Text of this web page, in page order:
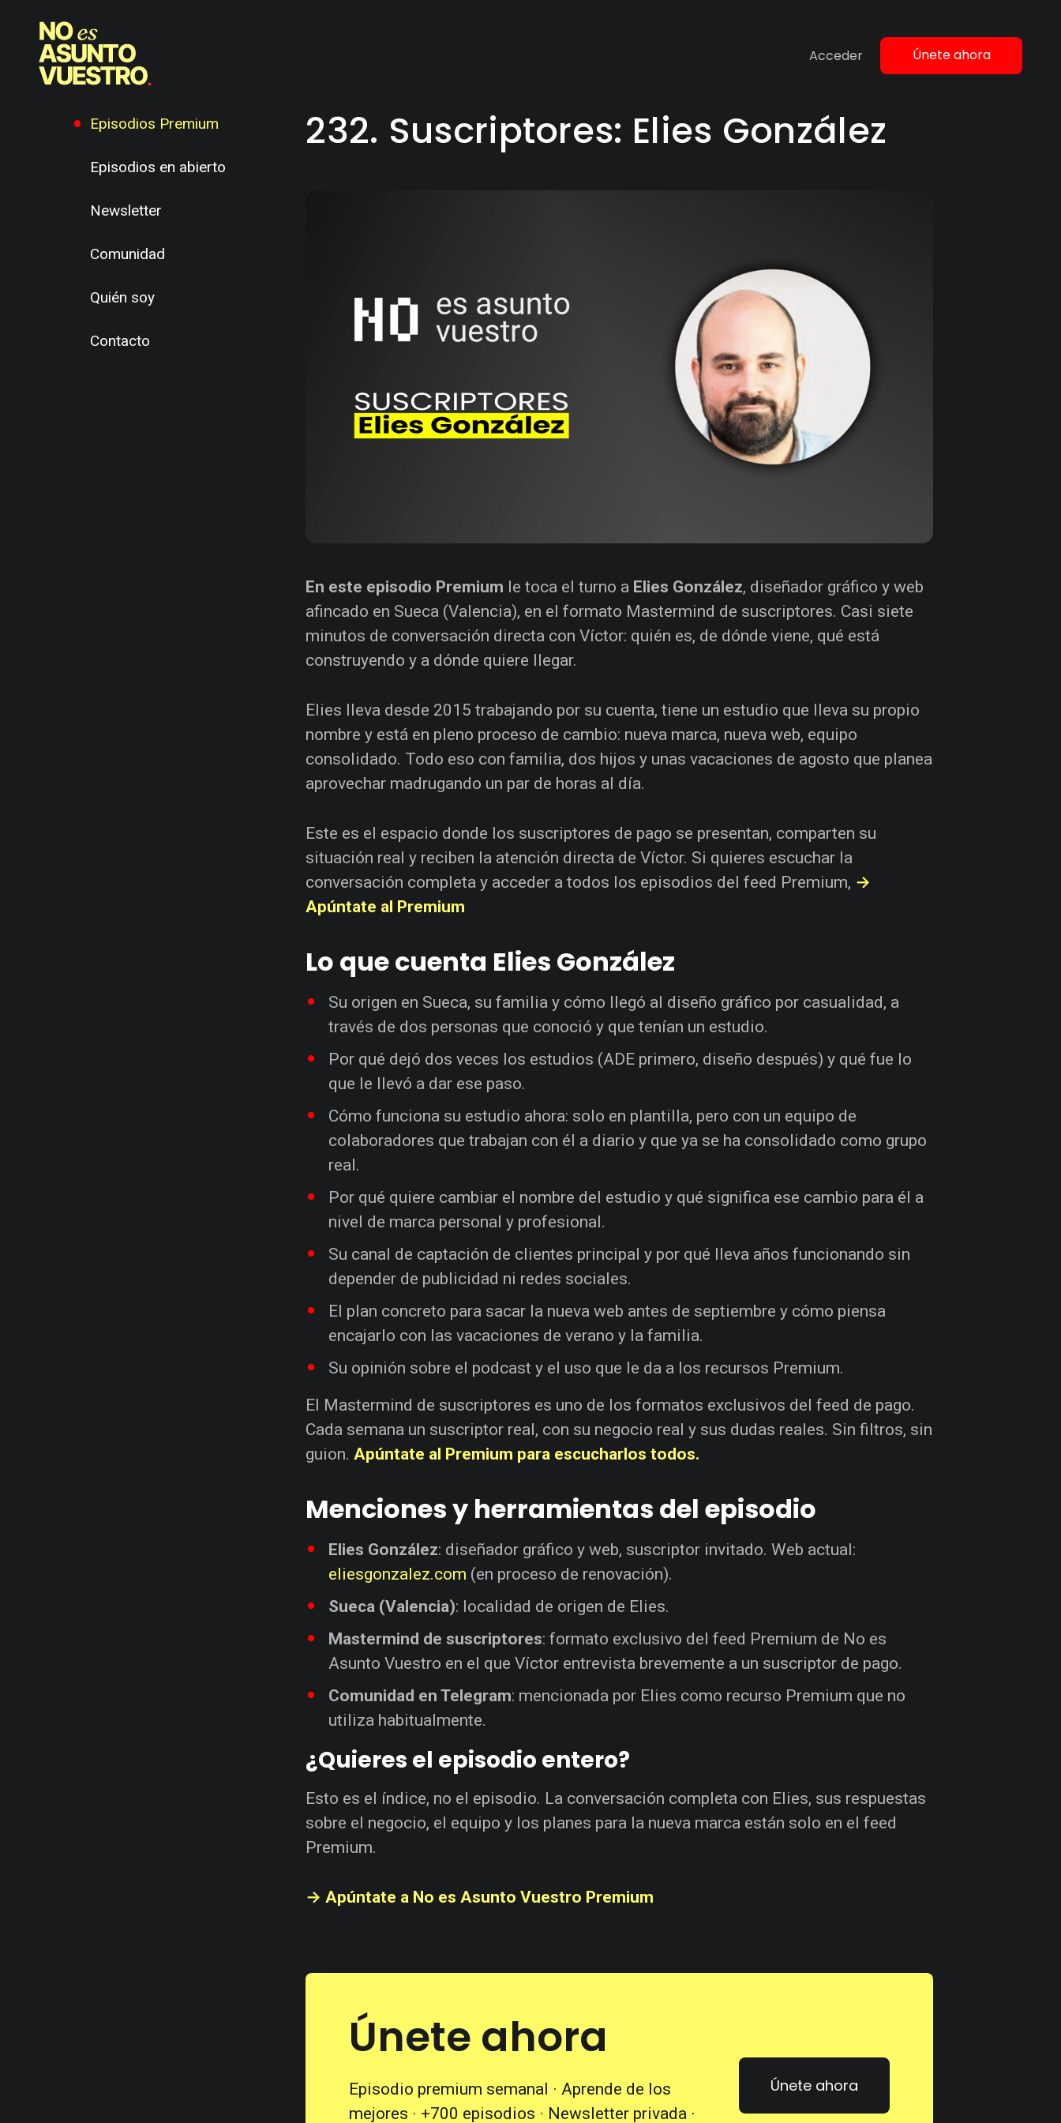
Acceder Únete ahora
Episodios Premium
Episodios en abierto
Newsletter
Comunidad
Quién soy
Contacto
232. Suscriptores: Elies González
En este episodio Premium le toca el turno a Elies González, diseñador gráfico y web
afincado en Sueca (Valencia), en el formato Mastermind de suscriptores. Casi siete
minutos de conversación directa con Víctor: quién es, de dónde viene, qué está
construyendo y a dónde quiere llegar.
Elies lleva desde 2015 trabajando por su cuenta, tiene un estudio que lleva su propio
nombre y está en pleno proceso de cambio: nueva marca, nueva web, equipo
consolidado. Todo eso con familia, dos hijos y unas vacaciones de agosto que planea
aprovechar madrugando un par de horas al día.
Este es el espacio donde los suscriptores de pago se presentan, comparten su
situación real y reciben la atención directa de Víctor. Si quieres escuchar la
conversación completa y acceder a todos los episodios del feed Premium, →
Apúntate al Premium
Lo que cuenta Elies González
Su origen en Sueca, su familia y cómo llegó al diseño gráfico por casualidad, a
través de dos personas que conoció y que tenían un estudio.
Por qué dejó dos veces los estudios (ADE primero, diseño después) y qué fue lo
que le llevó a dar ese paso.
Cómo funciona su estudio ahora: solo en plantilla, pero con un equipo de
colaboradores que trabajan con él a diario y que ya se ha consolidado como grupo
real.
Por qué quiere cambiar el nombre del estudio y qué significa ese cambio para él a
nivel de marca personal y profesional.
Su canal de captación de clientes principal y por qué lleva años funcionando sin
depender de publicidad ni redes sociales.
El plan concreto para sacar la nueva web antes de septiembre y cómo piensa
encajarlo con las vacaciones de verano y la familia.
Su opinión sobre el podcast y el uso que le da a los recursos Premium.
El Mastermind de suscriptores es uno de los formatos exclusivos del feed de pago.
Cada semana un suscriptor real, con su negocio real y sus dudas reales. Sin filtros, sin
guion.Apúntate al Premium para escucharlos todos.
Menciones y herramientas del episodio
Elies González: diseñador gráfico y web, suscriptor invitado. Web actual:
eliesgonzalez.com (en proceso de renovación).
Sueca (Valencia): localidad de origen de Elies.
Mastermind de suscriptores: formato exclusivo del feed Premium de No es
Asunto Vuestro en el que Víctor entrevista brevemente a un suscriptor de pago.
Comunidad en Telegram: mencionada por Elies como recurso Premium que no
utiliza habitualmente.
¿Quieres el episodio entero?
Esto es el índice, no el episodio. La conversación completa con Elies, sus respuestas
sobre el negocio, el equipo y los planes para la nueva marca están solo en el feed
Premium.
→ Apúntate a No es Asunto Vuestro Premium
Únete ahora
Episodio premium semanal · Aprende de los
mejores · +700 episodios · Newsletter privada ·
Únete ahora